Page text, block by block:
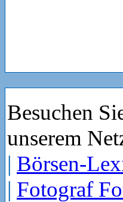
Besuchen
unserem
| Börsen-
| Fotograf